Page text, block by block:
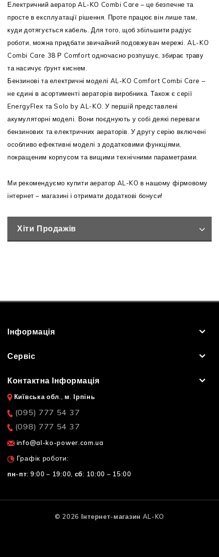
Електричний аератор AL-KO Combi Care – це безпечне та
просте в експлуатації рішення. Проте працює він лише там,
куди дотягується кабель. Для того, щоб збільшити радіус
роботи, можна придбати звичайний подовжувач мережі. AL-KO
Combi Care 38 Р Comfort одночасно розпушує, збирає траву
та насичує ґрунт киснем.
Бензинові та електричні моделі AL-KO Comfort Combi Care –
не єдині в асортименті аераторів виробника. Також є серії
EnergyFlex та Solo by AL-KO. У першій представлені
акумуляторні моделі. Вони поєднують у собі деякі переваги
бензинових та електричних аераторів. У другу серію включені
особливо ефективні моделі з додатковими функціями,
покращеним корпусом та вищими технічними параметрами.
Ми рекомендуємо купити аератор AL-KO в нашому фірмовому
інтернет – магазині і отримати додаткові бонуси!
Хіти Продажів
Інформація
Сервіс
Контактна Інформація
Київська обл., м. Ірпінь
(095) 777 54 37
(098) 777 54 37
info@al-ko-power.com.ua
Графік роботи:
пн-пт: 9:00 – 19:00, сб: 10:00 – 15:00
© 2026 Інтернет-магазин AL-KO